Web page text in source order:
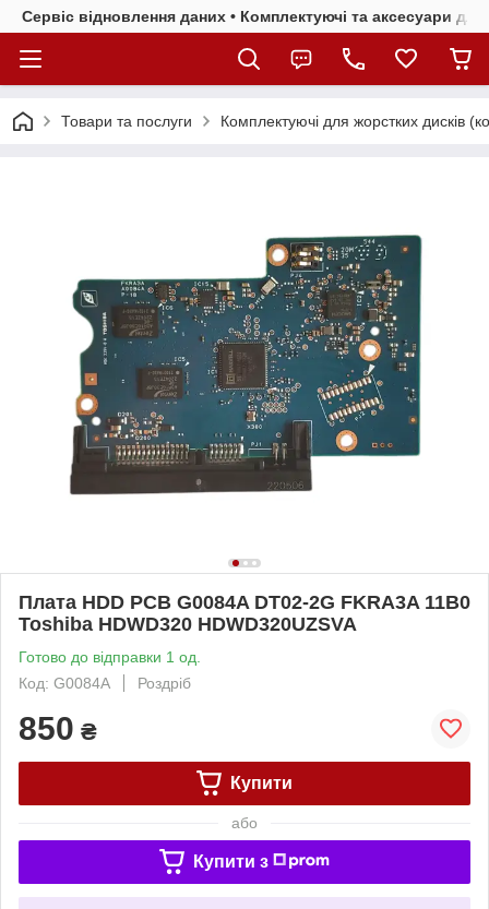
Сервіс відновлення даних • Комплектуючі та аксесуари
Товари та послуги Комплектуючі для жорстких дисків
Плата HDD PCB G0084A DT02-2G FKRA3A 11B0
Toshiba HDWD320 HDWD320UZSVA
Готово до відправки 1 од.
Код: G0084A
Роздріб
850 ₴
Купити
або
Купити з